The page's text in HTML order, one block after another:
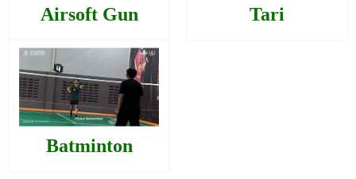
Airsoft Gun Tari
Batminton